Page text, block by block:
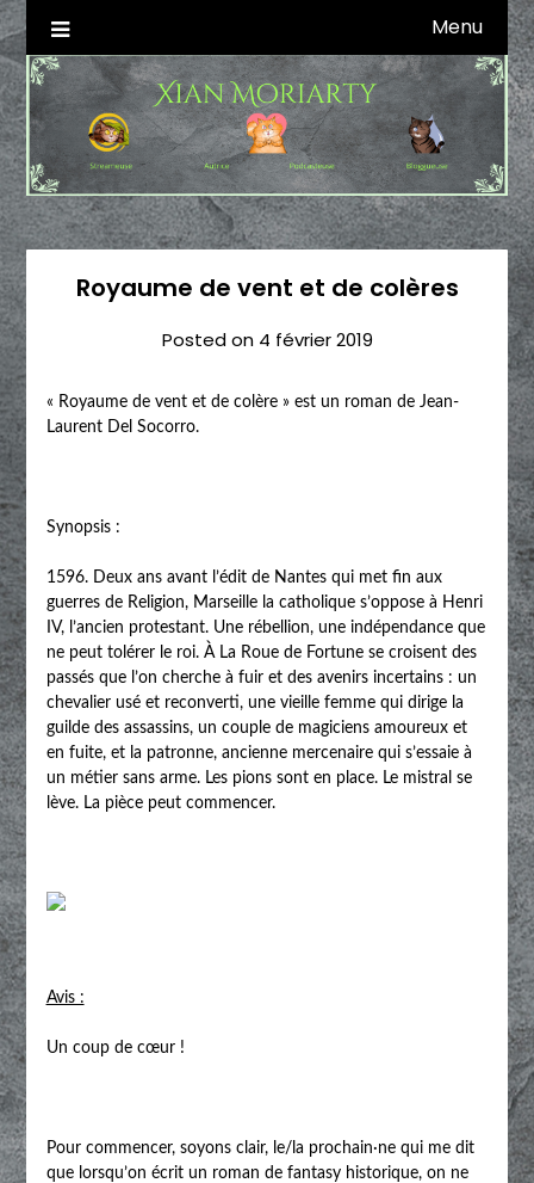
Skip
to
content
Xian Moriarty
Autrice SFFF & Blogueuse & Streameuse Menu
Royaume de vent et de colères
Posted on 4 février 2019
« Royaume de vent et de colère » est un roman de Jean-
Laurent Del Socorro.
Synopsis :
1596. Deux ans avant l’édit de Nantes qui met fin aux
guerres de Religion, Marseille la catholique s’oppose à Henri
IV, l’ancien protestant. Une rébellion, une indépendance que
ne peut tolérer le roi. À La Roue de Fortune se croisent des
passés que l’on cherche à fuir et des avenirs incertains : un
chevalier usé et reconverti, une vieille femme qui dirige la
guilde des assassins, un couple de magiciens amoureux et
en fuite, et la patronne, ancienne mercenaire qui s’essaie à
un métier sans arme. Les pions sont en place. Le mistral se
lève. La pièce peut commencer.
Avis :
Un coup de cœur !
Pour commencer, soyons clair, le/la prochain·ne qui me dit
que lorsqu’on écrit un roman de fantasy historique, on ne